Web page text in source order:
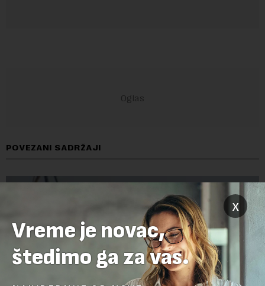
POVEZANI SADRŽAJI
x
Vreme je novac,
štedimo ga za vas.